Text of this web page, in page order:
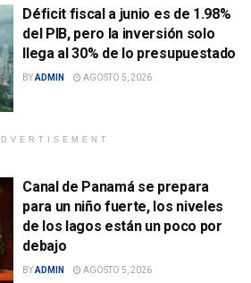
Déficit fiscal a junio es de 1.98%
del PIB, pero la inversión solo
llega al 30% de lo presupuestado
BYADMIN AGOSTO 5, 2026
Canal de Panamá se prepara
para un niño fuerte, los niveles
de los lagos están un poco por
debajo
BYADMIN AGOSTO 5, 2026